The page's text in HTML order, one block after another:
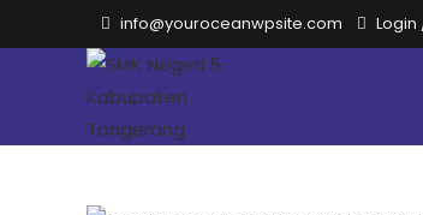
info@youroceanwpsite.com Login